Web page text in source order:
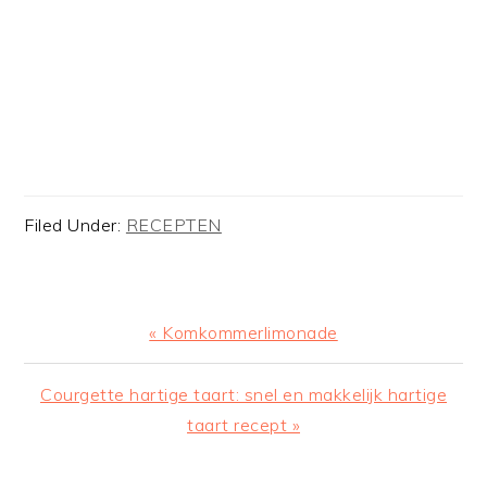
Filed Under: RECEPTEN
Previous
Post:
« Komkommerlimonade
Next
Courgette hartige taart: snel en makkelijk hartige
taart recept »